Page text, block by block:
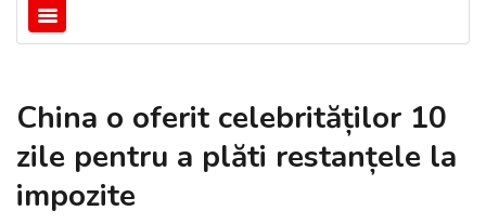
China o oferit celebrităților 10
zile pentru a plăti restanțele la
impozite